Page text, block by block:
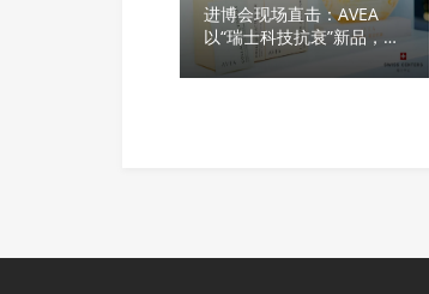
进博会现场直击：AVEA
以“瑞士科技抗衰”新品，回
应中国抗衰新需求